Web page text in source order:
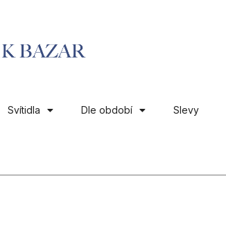
Svítidla Dle období Slevy